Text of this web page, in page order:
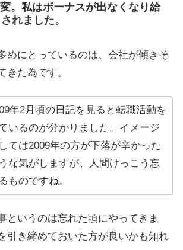
。私はボーナスが出なくなり給
れました。
めにとっているのは、会社が傾きそ
きた為です。
年2月頃の日記を見ると転職活動を
いるのが分かりました。イメージ
ては2009年の方が下落が辛かった
な気がしますが、人間けっこう忘
ものですね。
というのは忘れた頃にやってきま
引き締めておいた方が良いかも知れ